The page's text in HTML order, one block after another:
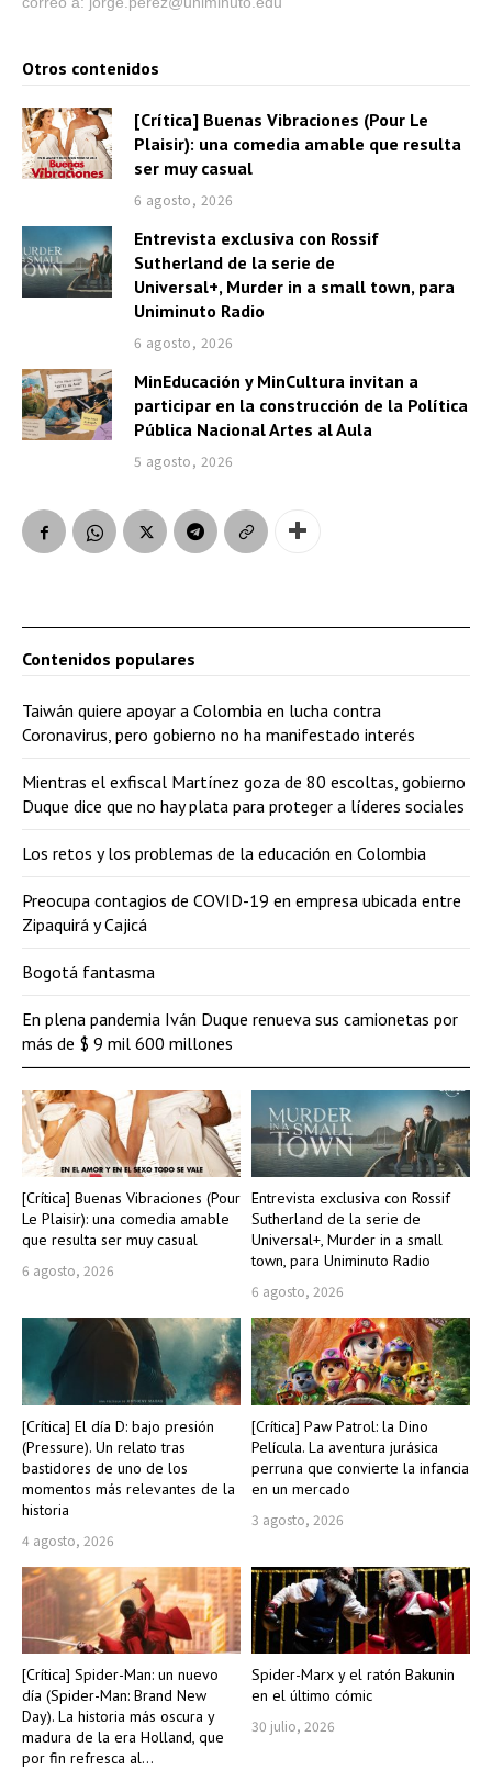
Otros contenidos
[Crítica] Buenas Vibraciones (Pour Le
Plaisir): una comedia amable que resulta
ser muy casual
6 agosto, 2026
Entrevista exclusiva con Rossif
Sutherland de la serie de
Universal+, Murder in a small town, para
Uniminuto Radio
6 agosto, 2026
MinEducación y MinCultura invitan a
participar en la construcción de la Política
Pública Nacional Artes al Aula
5 agosto, 2026
[Crítica] Buenas Vibraciones (Pour
Le Plaisir): una comedia amable
que resulta ser muy casual
6 agosto, 2026
Entrevista exclusiva con Rossif
Sutherland de la serie de
Universal+, Murder in a small
town, para Uniminuto Radio
6 agosto, 2026
[Crítica] El día D: bajo presión
(Pressure). Un relato tras
bastidores de uno de los
momentos más relevantes de la
historia
4 agosto, 2026
[Crítica] Paw Patrol: la Dino
Película. La aventura jurásica
perruna que convierte la infancia
en un mercado
3 agosto, 2026
[Crítica] Spider-Man: un nuevo
día (Spider-Man: Brand New
Day). La historia más oscura y
madura de la era Holland, que
por fin refresca al...
Spider-Marx y el ratón Bakunin
en el último cómic
30 julio, 2026
Contenidos populares
Taiwán quiere apoyar a Colombia en lucha contra
Coronavirus, pero gobierno no ha manifestado interés
Mientras el exfiscal Martínez goza de 80 escoltas, gobierno
Duque dice que no hay plata para proteger a líderes sociales
Los retos y los problemas de la educación en Colombia
Preocupa contagios de COVID-19 en empresa ubicada entre
Zipaquirá y Cajicá
Bogotá fantasma
En plena pandemia Iván Duque renueva sus camionetas por
más de $ 9 mil 600 millones